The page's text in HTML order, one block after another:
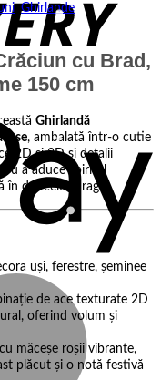
,Ghirlande
cu Brad,
150 cm
Ghirlandă
, ambalată într-o cutie
2D și 3D și detalii
a aduce spiritul
dar celor dragi.
uși, ferestre, șeminee
de ace texturate 2D
oferind volum și
măceșe roșii vibrante,
plăcut și o notă festivă